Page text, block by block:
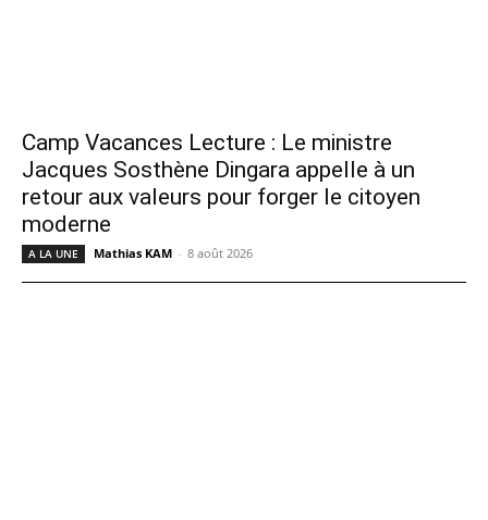
Camp Vacances Lecture : Le ministre
Jacques Sosthène Dingara appelle à un
retour aux valeurs pour forger le citoyen
moderne
A LA UNE Mathias KAM - 8 août 2026